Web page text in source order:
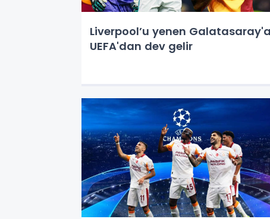
Liverpool’u yenen Galatasaray'a
UEFA'dan dev gelir